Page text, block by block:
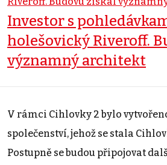
Investor s
holešovický Riveroff.
významný architekt
V rámci Cihlovky 2 bylo
společenství, jehož se stala
Postupně se budou připojovat